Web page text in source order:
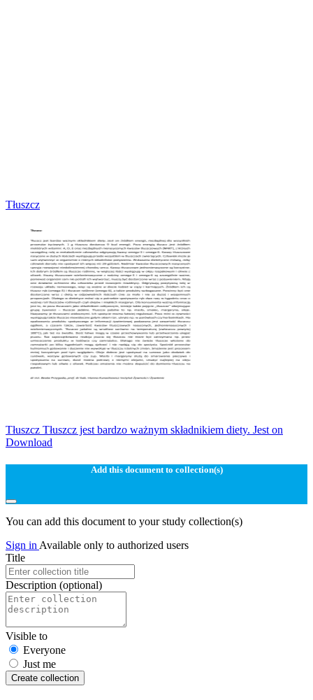
Tłuszcz
Tłuszcz Tłuszcz jest bardzo ważnym składnikiem diety. Jest on
Download
Add this document to collection(s)
You can add this document to your study collection(s)
Sign in Available only to authorized users
Title
Description (optional)
Visible to
Everyone
Just me
Create collection